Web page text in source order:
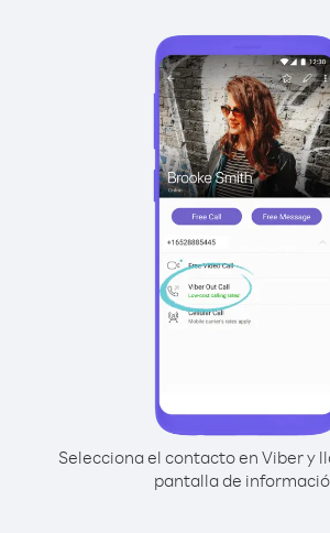
Selecciona el contacto en Viber y
pantalla de